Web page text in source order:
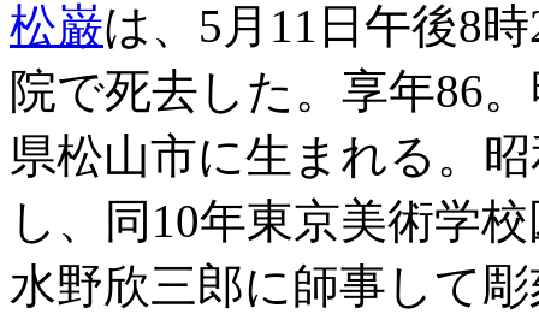
松巌は、5月11日午後8
院で死去した。享年86
県松山市に生まれる。
し、同10年東京美術学
水野欣三郎に師事して